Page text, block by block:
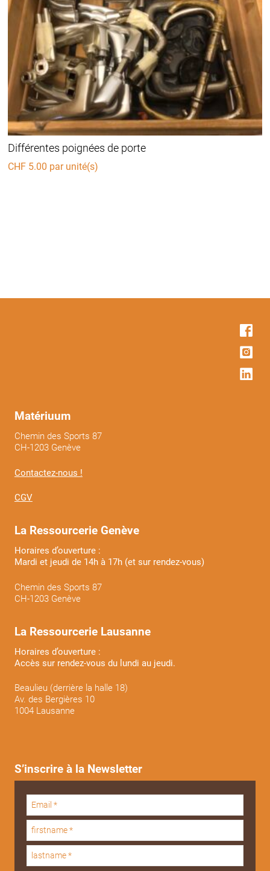
Différentes poignées de porte
CHF 5.00 par unité(s)
Matériuum
Chemin des Sports 87
CH-1203 Genève
Contactez-nous !
CGV
La Ressourcerie Genève
Horaires d’ouverture :
Mardi et jeudi de 14h à 17h (et sur rendez-vous)
Chemin des Sports 87
CH-1203 Genève
La Ressourcerie Lausanne
Horaires d’ouverture :
Accès sur rendez-vous du lundi au jeudi.
Beaulieu (derrière la halle 18)
Av. des Bergières 10
1004 Lausanne
S’inscrire à la Newsletter